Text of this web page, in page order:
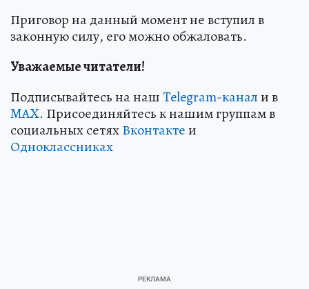
Приговор на данный момент не вступил в
законную силу, его можно обжаловать.
Уважаемые читатели!
Подписывайтесь на нашTelegram-канали в
MAX. Присоединяйтесь к нашим группам в
социальных сетяхВконтактеи
Одноклассниках